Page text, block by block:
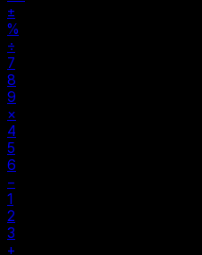
事前予約する
1000 + 984
1984
AC
±
%
÷
7
8
9
×
4
5
6
−